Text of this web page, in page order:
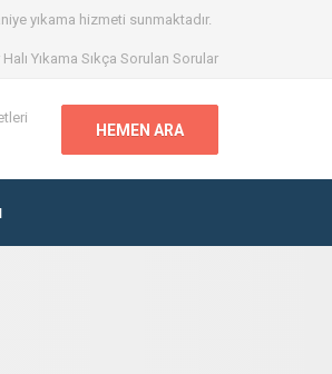
yıkama hizmeti sunmaktadır.
Yıkama Sıkça Sorulan Sorular
HEMEN ARA